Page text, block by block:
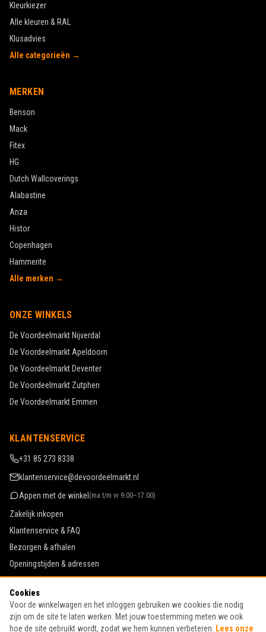
Kleurkiezer
Alle kleuren & RAL
Klusadvies
Alle categorieën →
MERKEN
Benson
Mack
Fitex
HG
Dutch Wallcoverings
Alabastine
Anza
Histor
Copenhagen
Hammerite
Alle merken →
ONZE WINKELS
De Voordeelmarkt Nijverdal
De Voordeelmarkt Apeldoorn
De Voordeelmarkt Deventer
De Voordeelmarkt Zutphen
De Voordeelmarkt Emmen
KLANTENSERVICE
+31 85 273 8338
klantenservice@devoordeelmarkt.nl
Appen met de winkel (ma t/m vr 9:00–17:00)
Zakelijk inkopen
Klantenservice & FAQ
Bezorgen & afhalen
Openingstijden & adressen
Werken bij De Voordeelmarkt
Algemene voorwaarden
Privacy & cookies
Cookies
Voor de winkelwagen en het inloggen gebruiken we cookies die nodig
zijn om de site te laten werken. Met jouw toestemming meten we ook
hoe de site gebruikt wordt, zodat we hem kunnen verbeteren.
Lees onze